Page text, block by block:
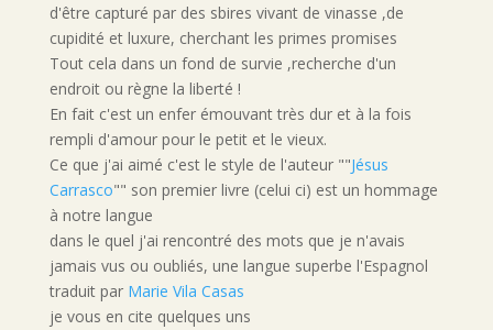
d'être capturé par des sbires vivant de vinasse ,de
cupidité et luxure, cherchant les primes promises
Tout cela dans un fond de survie ,recherche d'un
endroit ou règne la liberté !
En fait c'est un enfer émouvant très dur et à la fois
rempli d'amour pour le petit et le vieux.
Ce que j'ai aimé c'est le style de l'auteur ""Jésus
Carrasco"" son premier livre (celui ci) est un hommage
à notre langue
dans le quel j'ai rencontré des mots que je n'avais
jamais vus ou oubliés, une langue superbe l'Espagnol
traduit par Marie Vila Casas
je vous en cite quelques uns